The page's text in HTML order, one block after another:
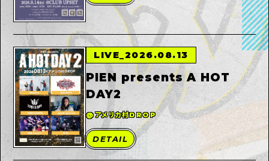
LIVE 2026.08.13
PIEN presents A HOT
DAY2
@アメリカ村DROP
DETAIL